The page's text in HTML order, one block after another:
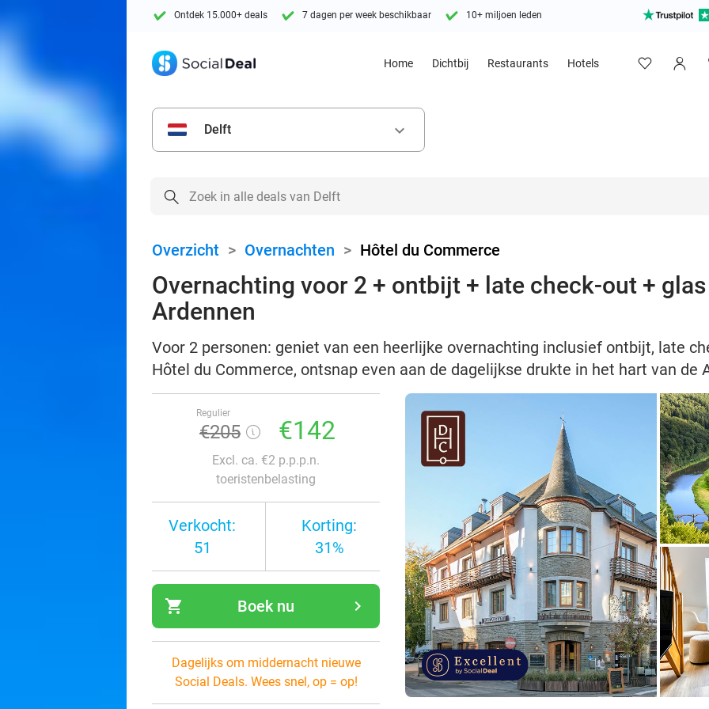
Ontdek 15.000+ deals 7 dagen per week beschikbaar 10+ miljoen leden
Home Dichtbij Restaurants Hotels
Delft keyboard_arrow_down
Overzicht > Overnachten > Hôtel du Commerce
Overnachting voor 2 + ontbijt + late check-out +
Ardennen
Voor 2 personen: geniet van een heerlijke overnachting inclusief ontbijt, late
Hôtel du Commerce, ontsnap even aan de dagelijkse drukte in het hart van de
Regulier
€205 €142
Excl. ca. €2 p.p.p.n.
toeristenbelasting
Verkocht:
51
Korting:
31%
shopping_cart navigate_next
Boek nu
Dagelijks om middernacht nieuwe
Social Deals. Wees snel, op = op!